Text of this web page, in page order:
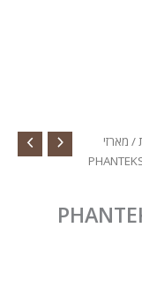
/ מארזי
/